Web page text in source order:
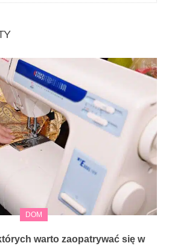
DOM
warto zaopatrywać się w